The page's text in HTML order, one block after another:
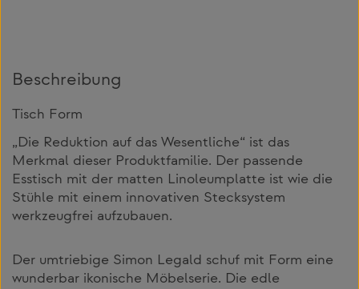
Beschreibung
Tisch Form
„Die Reduktion auf das Wesentliche“ ist das
Merkmal dieser Produktfamilie. Der passende
Esstisch mit der matten Linoleumplatte ist wie die
Stühle mit einem innovativen Stecksystem
werkzeugfrei aufzubauen.
Der umtriebige Simon Legald schuf mit Form eine
wunderbar ikonische Möbelserie. Die edle